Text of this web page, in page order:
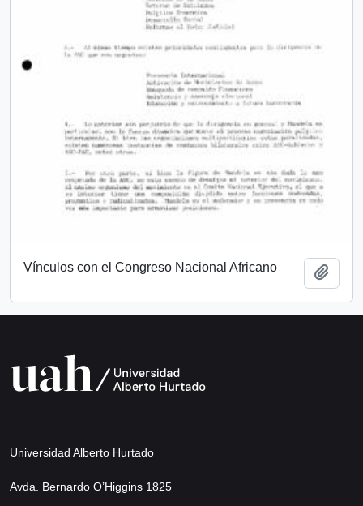
Vínculos con el Congreso Nacional Africano
Universidad Alberto Hurtado
Avda. Bernardo O’Higgins 1825